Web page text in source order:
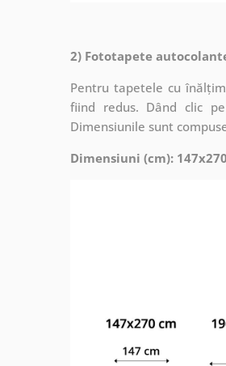
2) Fototapete
Pentru tapetele cu
fiind redus. Dând clic
Dimensiunile sunt
Dimensiuni (cm): 147x270